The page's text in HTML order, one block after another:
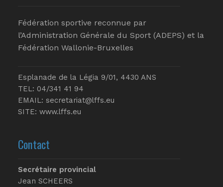
Fédération sportive reconnue par
l’Administration Générale du Sport (ADEPS) et la
Fédération Wallonie-Bruxelles
Esplanade de la Légia 9/01, 4430 ANS
TEL: 04/341 41 94
EMAIL: secretariat@lffs.eu
SITE: www.lffs.eu
Contact
Secrétaire provincial
Jean SCHEERS